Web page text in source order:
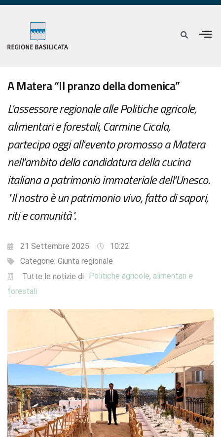
A Matera “Il pranzo della domenica”
L'assessore regionale alle Politiche agricole,
alimentari e forestali, Carmine Cicala,
partecipa oggi all'evento promosso a Matera
nell'ambito della candidatura della cucina
italiana a patrimonio immateriale dell'Unesco.
"Il nostro è un patrimonio vivo, fatto di sapori,
riti e comunità".
21 Settembre 2025
10:22
Categorie: Giunta regionale
Tutte le notizie di
Politiche agricole, alimentari e
forestali